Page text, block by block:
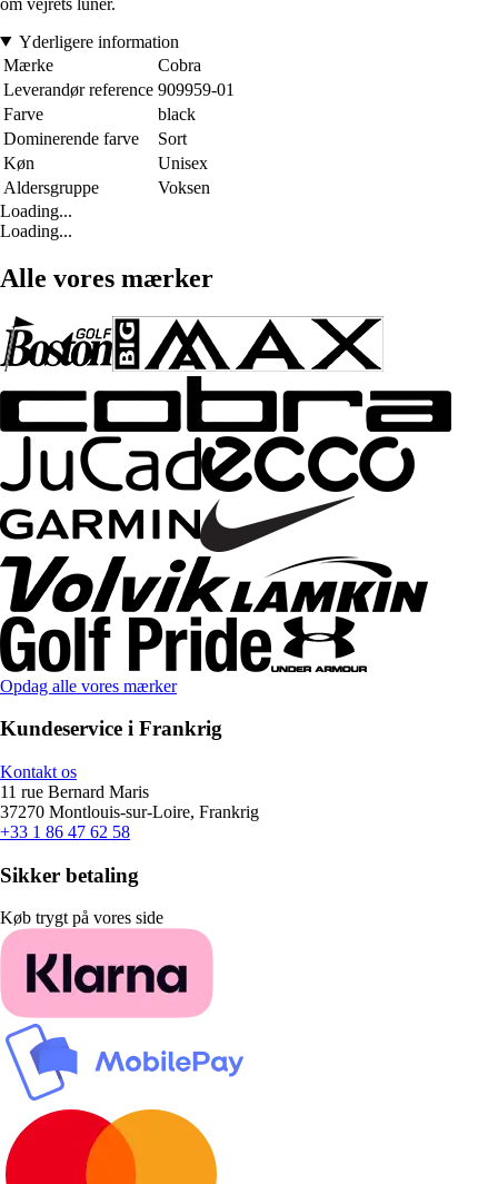
Yderligere information
Mærke
Cobra
Leverandør reference 909959-01
Farve
black
Dominerende farve
Sort
Køn
Unisex
Aldersgruppe
Voksen
Loading...
Loading...
Alle vores mærker
Opdag alle vores mærker
Kundeservice i Frankrig
Kontakt os
11 rue Bernard Maris
37270 Montlouis-sur-Loire, Frankrig
+33 1 86 47 62 58
Sikker betaling
Køb trygt på vores side